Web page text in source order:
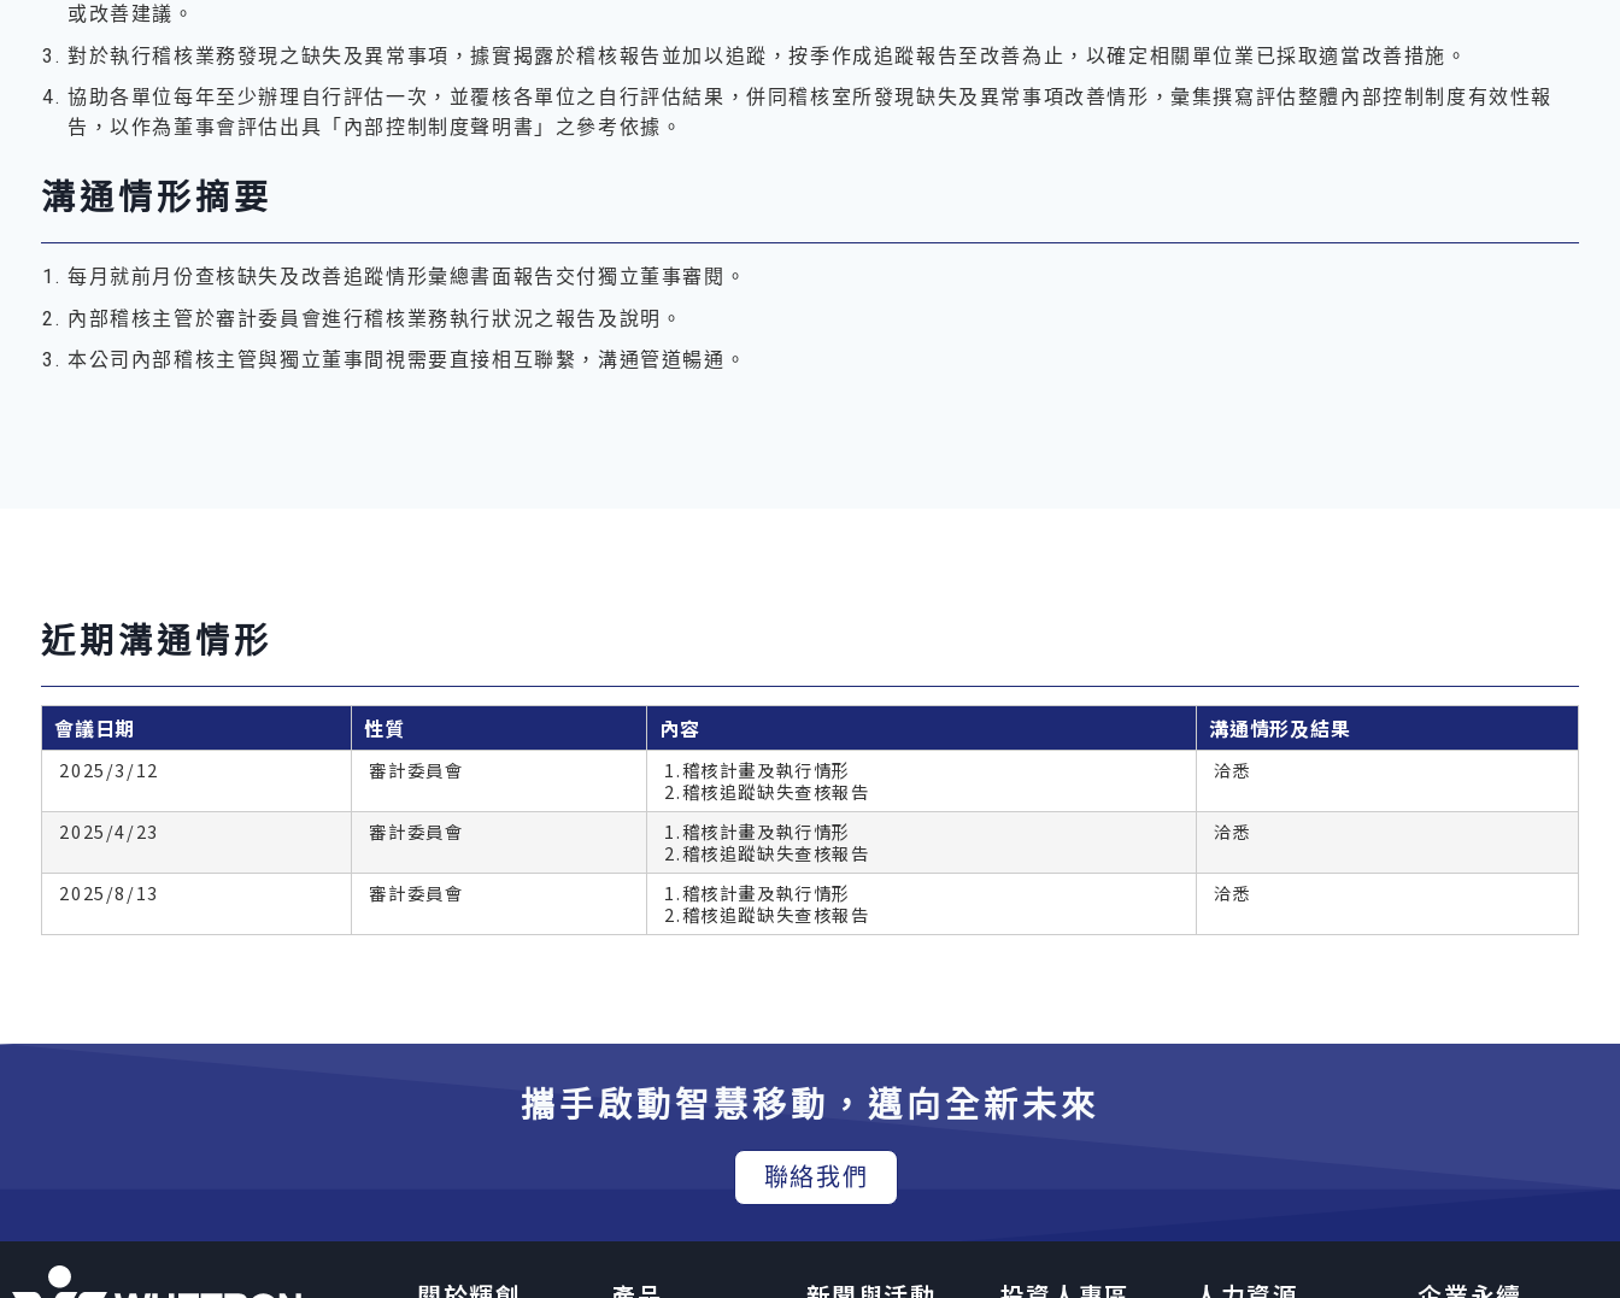
或改善建議。
對於執行稽核業務發現之缺失及異常事項，據實揭露於稽核報告並加以追蹤，按季作成追蹤報告至改善為止，以確定相關單位業已採取適當改善措施。
協助各單位每年至少辦理自行評估一次，並覆核各單位之自行評估結果，併同稽核室所發現缺失及異常事項改善情形，彙集撰寫評估整體內部控制制度有效性報
告，以作為董事會評估出具「內部控制制度聲明書」之參考依據。
溝通情形摘要
每月就前月份查核缺失及改善追蹤情形彙總書面報告交付獨立董事審閱。
內部稽核主管於審計委員會進行稽核業務執行狀況之報告及說明。
本公司內部稽核主管與獨立董事間視需要直接相互聯繫，溝通管道暢通。
近期溝通情形
會議日期 性質 內容 溝通情形及結果
2025/3/12 審計委員會
1.稽核計畫及執行情形
2.稽核追蹤缺失查核報告
洽悉
2025/4/23 審計委員會
1.稽核計畫及執行情形
2.稽核追蹤缺失查核報告
洽悉
2025/8/13 審計委員會
1.稽核計畫及執行情形
2.稽核追蹤缺失查核報告
洽悉
攜手啟動智慧移動，邁向全新未來
聯絡我們